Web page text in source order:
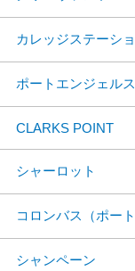
カレッジステーシ
ポートエンジェルス
CLARKS POINT
シャーロット
コロンバス（ポー
シャンペーン